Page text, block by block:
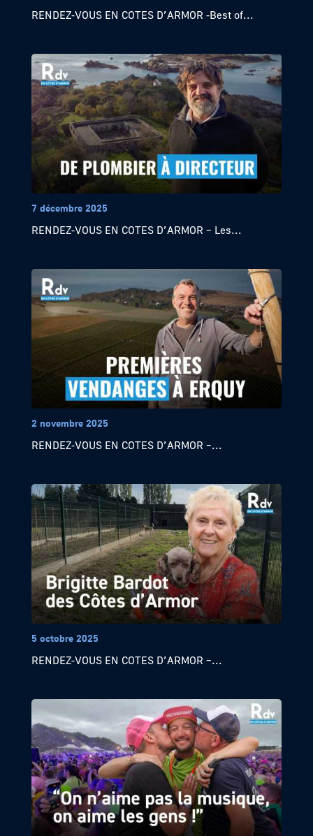
RENDEZ-VOUS EN COTES D’ARMOR -Best of...
7 décembre 2025
RENDEZ-VOUS EN COTES D’ARMOR – Les...
2 novembre 2025
RENDEZ-VOUS EN COTES D’ARMOR –...
5 octobre 2025
RENDEZ-VOUS EN COTES D’ARMOR –...